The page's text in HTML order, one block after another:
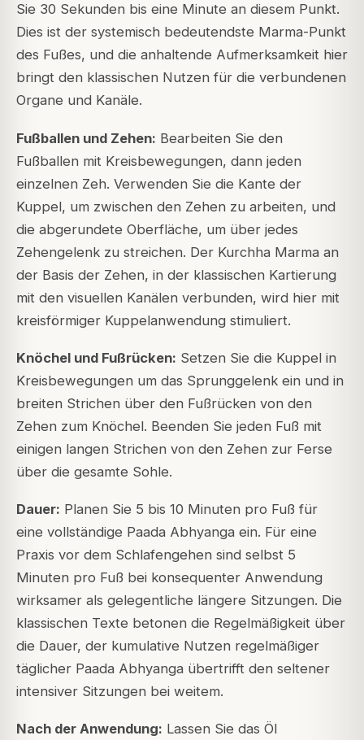
Sie 30 Sekunden bis eine Minute an diesem Punkt.
Dies ist der systemisch bedeutendste Marma-Punkt
des Fußes, und die anhaltende Aufmerksamkeit hier
bringt den klassischen Nutzen für die verbundenen
Organe und Kanäle.
Fußballen und Zehen: Bearbeiten Sie den
Fußballen mit Kreisbewegungen, dann jeden
einzelnen Zeh. Verwenden Sie die Kante der
Kuppel, um zwischen den Zehen zu arbeiten, und
die abgerundete Oberfläche, um über jedes
Zehengelenk zu streichen. Der Kurchha Marma an
der Basis der Zehen, in der klassischen Kartierung
mit den visuellen Kanälen verbunden, wird hier mit
kreisförmiger Kuppelanwendung stimuliert.
Knöchel und Fußrücken: Setzen Sie die Kuppel in
Kreisbewegungen um das Sprunggelenk ein und in
breiten Strichen über den Fußrücken von den
Zehen zum Knöchel. Beenden Sie jeden Fuß mit
einigen langen Strichen von den Zehen zur Ferse
über die gesamte Sohle.
Dauer: Planen Sie 5 bis 10 Minuten pro Fuß für
eine vollständige Paada Abhyanga ein. Für eine
Praxis vor dem Schlafengehen sind selbst 5
Minuten pro Fuß bei konsequenter Anwendung
wirksamer als gelegentliche längere Sitzungen. Die
klassischen Texte betonen die Regelmäßigkeit über
die Dauer, der kumulative Nutzen regelmäßiger
täglicher Paada Abhyanga übertrifft den seltener
intensiver Sitzungen bei weitem.
Nach der Anwendung: Lassen Sie das Öl